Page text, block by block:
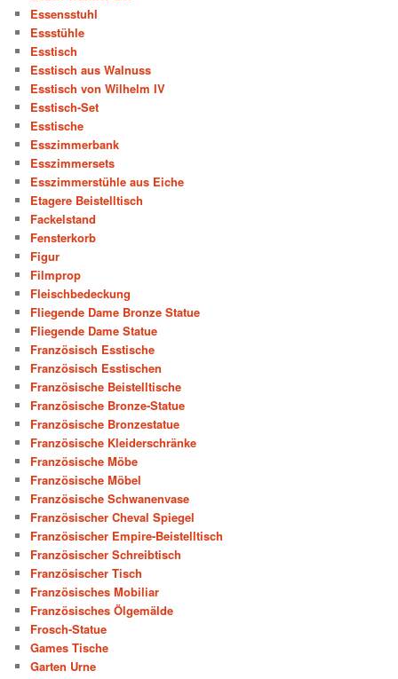
Essensstuhl
Essstühle
Esstisch
Esstisch aus Walnuss
Esstisch von Wilhelm IV
Esstisch-Set
Esstische
Esszimmerbank
Esszimmersets
Esszimmerstühle aus Eiche
Etagere Beistelltisch
Fackelstand
Fensterkorb
Figur
Filmprop
Fleischbedeckung
Fliegende Dame Bronze Statue
Fliegende Dame Statue
Französisch Esstische
Französisch Esstischen
Französische Beistelltische
Französische Bronze-Statue
Französische Bronzestatue
Französische Kleiderschränke
Französische Möbe
Französische Möbel
Französische Schwanenvase
Französischer Cheval Spiegel
Französischer Empire-Beistelltisch
Französischer Schreibtisch
Französischer Tisch
Französisches Mobiliar
Französisches Ölgemälde
Frosch-Statue
Games Tische
Garten Urne